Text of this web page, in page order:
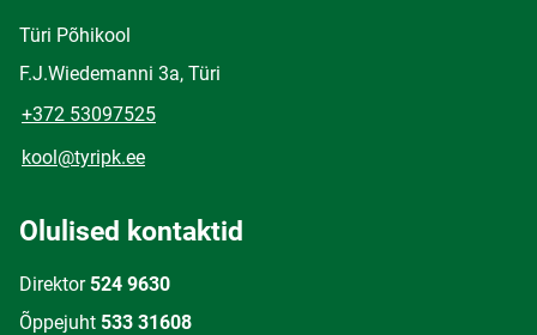
Türi Põhikool
F.J.Wiedemanni 3a, Türi
+372 53097525
kool@tyripk.ee
Olulised kontaktid
Direktor 524 9630
Õppejuht 533 31608